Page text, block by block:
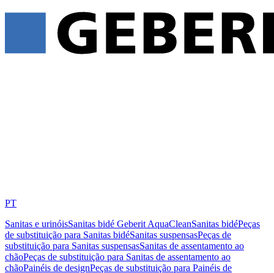
PT
Sanitas e urinóisSanitas bidé Geberit AquaCleanSanitas bidéPeças
de substituição para Sanitas bidéSanitas suspensasPeças de
substituição para Sanitas suspensasSanitas de assentamento ao
chãoPeças de substituição para Sanitas de assentamento ao
chãoPainéis de designPeças de substituição para Painéis de